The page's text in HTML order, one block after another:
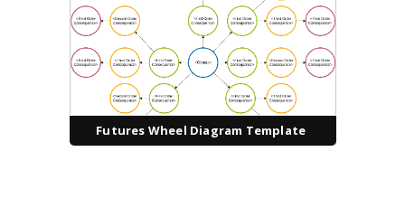
Futures Wheel Diagram Template